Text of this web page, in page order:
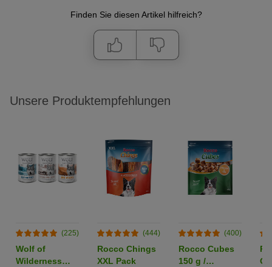
Finden Sie diesen Artikel hilfreich?
Unsere Produktempfehlungen
(225)
Wolf of
Wilderness
(444)
Rocco Chings
XXL Pack
(400)
Rocco Cubes
150 g /